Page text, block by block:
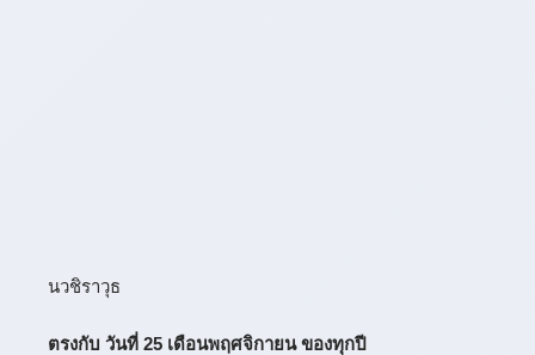
นวชิราวุธ
ตรงกับ วันที่ 25 เดือนพฤศจิกายน ของทุกปี